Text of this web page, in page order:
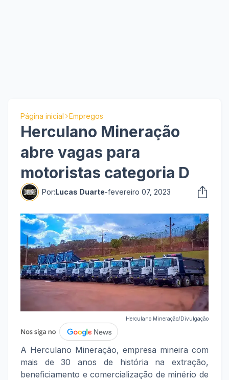
Página inicial Empregos
Herculano Mineração
abre vagas para
motoristas categoria D
Por:Lucas Duarte-fevereiro 07, 2023
Herculano Mineração/Divulgação
A Herculano Mineração, empresa mineira com
mais de 30 anos de história na extração,
beneficiamento e comercialização de minério de